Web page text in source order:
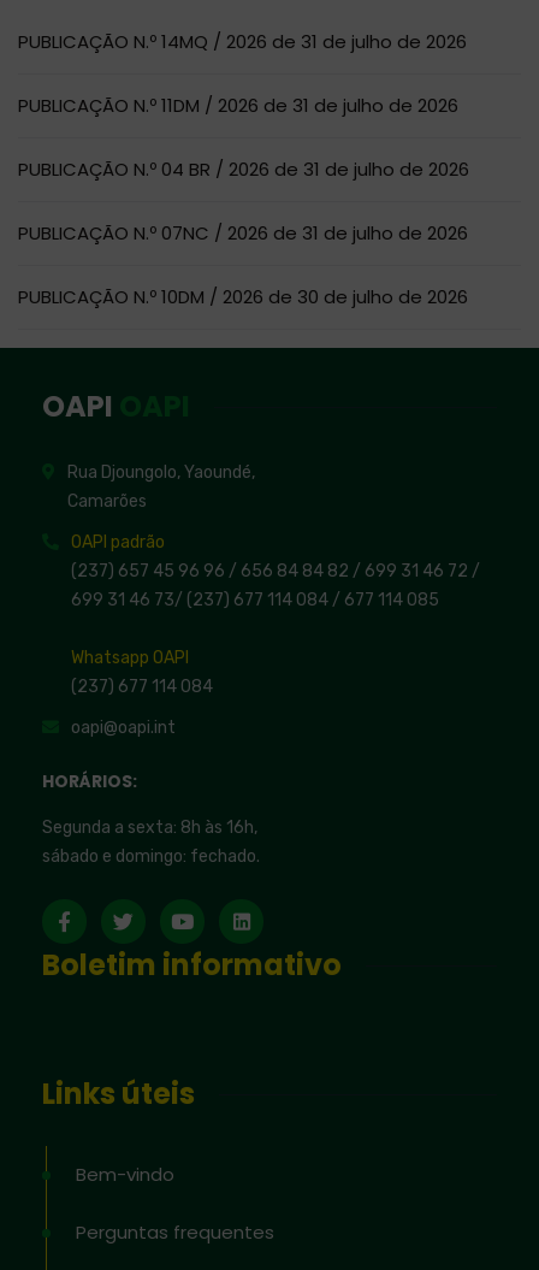
PUBLICAÇÃO N.º 14MQ / 2026 de 31 de julho de 2026
PUBLICAÇÃO N.º 11DM / 2026 de 31 de julho de 2026
PUBLICAÇÃO N.º 04 BR / 2026 de 31 de julho de 2026
PUBLICAÇÃO N.º 07NC / 2026 de 31 de julho de 2026
PUBLICAÇÃO N.º 10DM / 2026 de 30 de julho de 2026
OAPI
Rua Djoungolo, Yaoundé,
Camarões
OAPI padrão
(237) 657 45 96 96 / 656 84 84 82 / 699 31 46 72 /
699 31 46 73/ (237) 677 114 084 / 677 114 085
Whatsapp OAPI
(237) 677 114 084
oapi@oapi.int
HORÁRIOS:
Segunda a sexta: 8h às 16h,
sábado e domingo: fechado.
Boletim informativo
Links úteis
Bem-vindo
Perguntas frequentes